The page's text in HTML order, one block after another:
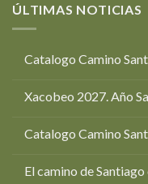
ÚLTIMAS NOTICIAS
Catalogo Camino
Xacobeo 2027. Año
Catalogo Camino
El camino de